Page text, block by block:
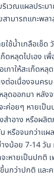
ริเวณแผลประม
สามารถแกะพล
ใช้น้ำเกลือเช็ด
ดหลุดไปเอง เ
กาให้สะเก็ดหลุ
ต่อเนื่องจนคร
ลุดออกมา หลัง
ะค่อยๆ หายเป็น
สำอาง หรือผ
หรือจนกว่าแผ
งน้อย 7-14 วัน
ะหายเป็นปกติ
นกว่าปกติ และ